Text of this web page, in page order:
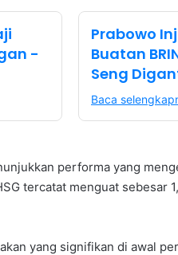
-
Prabowo
Buatan
Seng
Baca
performa yang
tercatat menguat sebesar
yang signifikan di awal